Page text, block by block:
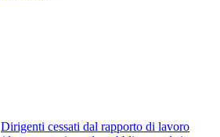
Dirigenti cessati dal rapporto di lavoro